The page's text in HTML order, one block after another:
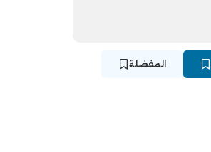
المفضلة